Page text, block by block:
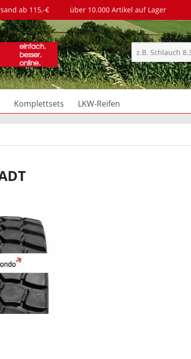
ab 115,-€ über 10.000 Artikel auf Lager
Komplettsets LKW-Reifen